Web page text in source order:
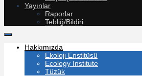
Yayınlar
Raporlar
Tebliğ/Bildiri
Hakkımızda
Ekoloji Enstitüsü
Ecology Institute
Tüzük